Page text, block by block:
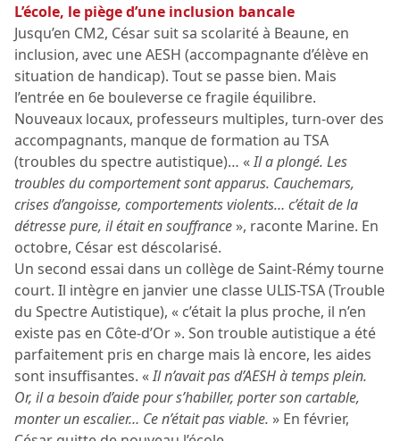
L’école, le piège d’une inclusion bancale
Jusqu’en CM2, César suit sa scolarité à Beaune, en
inclusion, avec une AESH (accompagnante d’élève en
situation de handicap). Tout se passe bien. Mais
l’entrée en 6e bouleverse ce fragile équilibre.
Nouveaux locaux, professeurs multiples, turn-over des
accompagnants, manque de formation au TSA
(troubles du spectre autistique)… «Il a plongé. Les
troubles du comportement sont apparus. Cauchemars,
crises d’angoisse, comportements violents… c’était de la
détresse pure, il était en souffrance », raconte Marine. En
octobre, César est déscolarisé.
Un second essai dans un collège de Saint-Rémy tourne
court. Il intègre en janvier une classe ULIS-TSA (Trouble
du Spectre Autistique), « c’était la plus proche, il n’en
existe pas en Côte-d’Or ». Son trouble autistique a été
parfaitement pris en charge mais là encore, les aides
sont insuffisantes. «Il n’avait pas d’AESH à temps plein.
Or, il a besoin d’aide pour s’habiller, porter son cartable,
monter un escalier… Ce n’était pas viable. » En février,